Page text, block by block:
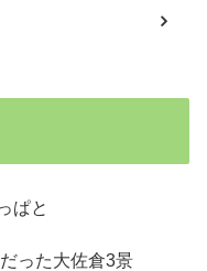
ぱと
った大佐倉3景